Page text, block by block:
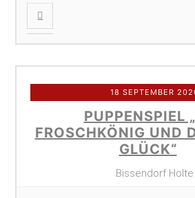
18 SEPTEMBER
PUPPENSPIEL
FROSCHKÖNIG UND
GLÜCK“
Bissendorf Holte